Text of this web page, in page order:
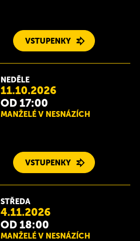
VSTUPENKY
NEDĚLE
11.10.2026
OD 17:00
MANŽELÉ V NESNÁZÍCH
VSTUPENKY
STŘEDA
4.11.2026
OD 18:00
MANŽELÉ V NESNÁZÍCH